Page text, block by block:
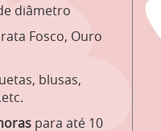
diâmetro
Fosco, Ouro
blusas,
para até 10